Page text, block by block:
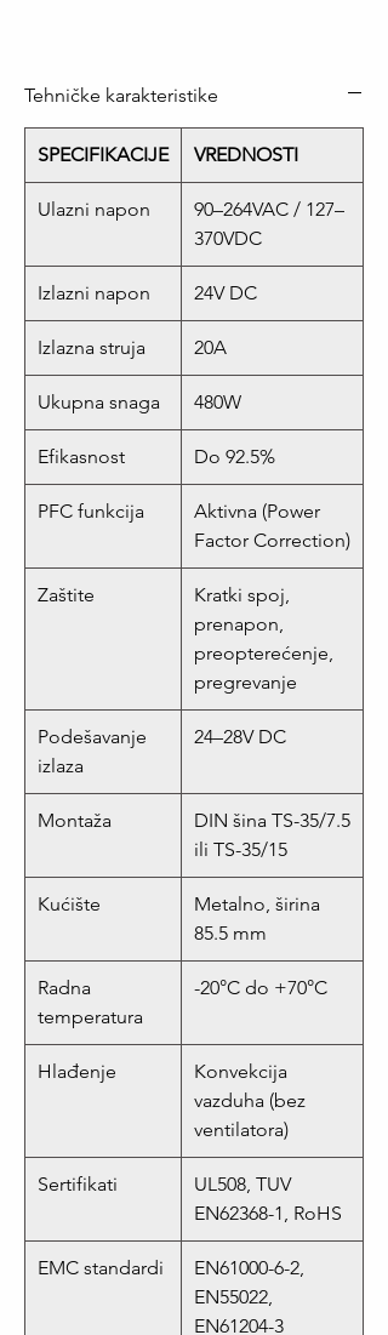
Tehničke karakteristike
SPECIFIKACIJE VREDNOSTI
Ulazni napon
90–264VAC / 127–
370VDC
Izlazni napon 24V DC
Izlazna struja 20A
Ukupna snaga 480W
Efikasnost Do 92.5%
PFC funkcija
Aktivna (Power
Factor Correction)
Zaštite
Kratki spoj,
prenapon,
preopterećenje,
pregrevanje
Podešavanje
izlaza
24–28V DC
Montaža
DIN šina TS-35/7.5
ili TS-35/15
Kućište
Metalno, širina
85.5 mm
Radna
temperatura
-20°C do +70°C
Hlađenje
Konvekcija
vazduha (bez
ventilatora)
Sertifikati
UL508, TUV
EN62368-1, RoHS
EMC standardi
EN61000-6-2,
EN55022,
EN61204-3